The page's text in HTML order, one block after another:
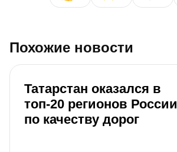
Похожие новости
Татарстан оказался в
топ-20 регионов России
по качеству дорог